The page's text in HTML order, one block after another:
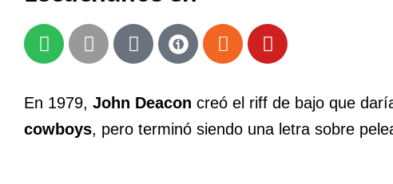
S
p
f
A
p
e
A
m
z
o
n
R
s
Y
o
t
u
b
En 1979, John Deacon creó el riff de bajo que
cowboys, pero terminó siendo una letra sobre